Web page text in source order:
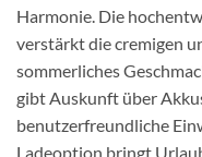
Harmonie. Die
verstärkt die cremigen
sommerliches
gibt Auskunft über
benutzerfreundliche
Ladeoption bringt